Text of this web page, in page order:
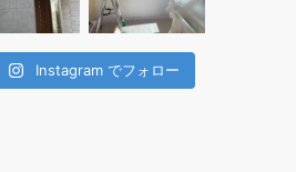
Instagram でフォロー